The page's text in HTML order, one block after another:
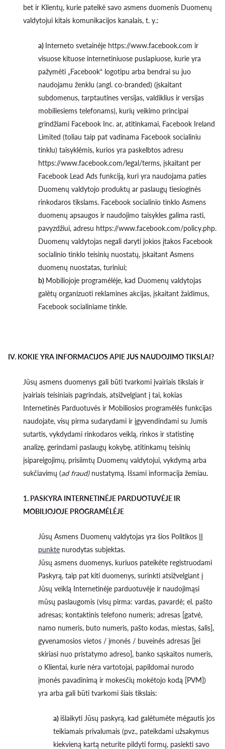
bet ir Klientų, kurie pateikė savo asmens duomenis Duomenų
valdytojui kitais komunikacijos kanalais, t. y.:
a) Interneto svetainėje https://www.facebook.com ir
visuose kituose internetiniuose puslapiuose, kurie yra
pažymėti „Facebook“ logotipu arba bendrai su juo
naudojamu ženklu (angl. co-branded) (įskaitant
subdomenus, tarptautines versijas, valdiklius ir versijas
mobiliesiems telefonams), kurių veikimo principai
grindžiami Facebook Inc. ar, atitinkamai, Facebook Ireland
Limited (toliau taip pat vadinama Facebook socialiniu
tinklu) taisyklėmis, kurios yra paskelbtos adresu
https://www.facebook.com/legal/terms, įskaitant per
Facebook Lead Ads funkciją, kuri yra naudojama paties
Duomenų valdytojo produktų ar paslaugų tiesioginės
rinkodaros tikslams. Facebook socialinio tinklo Asmens
duomenų apsaugos ir naudojimo taisykles galima rasti,
pavyzdžiui, adresu https://www.facebook.com/policy.php.
Duomenų valdytojas negali daryti jokios įtakos Facebook
socialinio tinklo teisinių nuostatų, įskaitant Asmens
duomenų nuostatas, turiniui;
b) Mobiliojoje programėlėje, kad Duomenų valdytojas
galėtų organizuoti reklamines akcijas, įskaitant žaidimus,
Facebook socialiniame tinkle.
IV. KOKIE YRA INFORMACIJOS APIE JUS NAUDOJIMO TIKSLAI?
Jūsų asmens duomenys gali būti tvarkomi įvairiais tikslais ir
įvairiais teisiniais pagrindais, atsižvelgiant į tai, kokias
Internetinės Parduotuvės ir Mobiliosios programėlės funkcijas
naudojate, visų pirma sudarydami ir įgyvendindami su Jumis
sutartis, vykdydami rinkodaros veiklą, rinkos ir statistinę
analizę, gerindami paslaugų kokybę, atitinkamų teisinių
įsipareigojimų, prisiimtų Duomenų valdytojui, vykdymą arba
sukčiavimų (ad fraud)nustatymą. Išsami informacija žemiau.
1. PASKYRA INTERNETINĖJE PARDUOTUVĖJE IR
MOBILIOJOJE PROGRAMĖLĖJE
Jūsų Asmens Duomenų valdytojas yra šios Politikos II
punkte nurodytas subjektas.
Jūsų asmens duomenys, kuriuos pateikėte registruodami
Paskyrą, taip pat kiti duomenys, surinkti atsižvelgiant į
Jūsų veiklą Internetinėje parduotuvėje ir naudojimąsi
mūsų paslaugomis (visų pirma: vardas, pavardė; el. pašto
adresas; kontaktinis telefono numeris; adresas [gatvė,
namo numeris, buto numeris, pašto kodas, miestas, šalis],
gyvenamosios vietos / įmonės / buveinės adresas [jei
skiriasi nuo pristatymo adreso], banko sąskaitos numeris,
o Klientai, kurie nėra vartotojai, papildomai nurodo
įmonės pavadinimą ir mokesčių mokėtojo kodą [PVM])
yra arba gali būti tvarkomi šiais tikslais:
a) išlaikyti Jūsų paskyrą, kad galėtumėte mėgautis jos
teikiamais privalumais (pvz., pateikdami užsakymus
kiekvieną kartą neturite pildyti formų, pasiekti savo